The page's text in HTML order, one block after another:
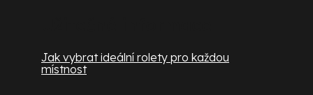
Jak vybrat ideální rolety pro každou
místnost